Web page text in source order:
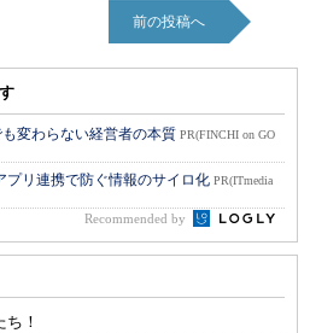
前の投稿へ
変わらない経営者の本質 PR(FINCHI on GO
リ連携で防ぐ情報のサイロ化 PR(ITmedia
Recommended by
！